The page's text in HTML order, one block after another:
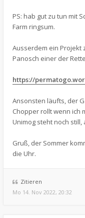
PS: hab gut zu tun mit
Farm ringsum.
Ausserdem ein Projekt
Panosch einer der
https://
Ansonsten läufts, der
Chopper rollt wenn ich
Unimog steht noch
Gruß, der Sommer
die Uhr.
Zitieren
Mo 14. Nov 2022, 20:32